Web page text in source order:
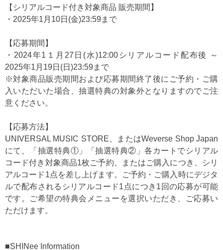
【シリアルコード付き対象商品 販売期間】
・2025年1月10日(金)23:59まで
【応募期間】
・2024年1１月27日(水)12:00シリアルコード配布後 ～
2025年1月19日(日)23:59まで
※対象商品販売期間および応募期間終了後にご予約・ご購
入いただいた場合、抽選特典の対象外となりますのでご注
意ください。
【応募方法】
UNIVERSAL MUSIC STORE、またはWeverse Shop Japan
にて、「抽選特典①」「抽選特典②」各カートでシリアル
コード付き対象商品1枚ご予約、またはご購入につき、シリ
アルコード1点を差し上げます。ご予約・ご購入時にデジタ
ルで配布されるシリアルコード1点につき1回の応募が可能
です。ご希望の特典会メニューを選択いただき、ご応募い
ただけます。
■SHINee Information